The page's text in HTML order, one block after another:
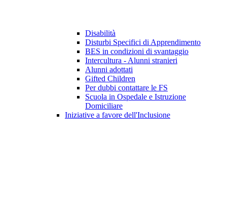
Disabilità
Disturbi Specifici di Apprendimento
BES in condizioni di svantaggio
Intercultura - Alunni stranieri
Alunni adottati
Gifted Children
Per dubbi contattare le FS
Scuola in Ospedale e Istruzione
Domiciliare
Iniziative a favore dell'Inclusione